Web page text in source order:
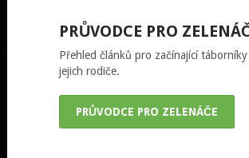
PRŮVODCE PRO
Přehled článků pro začínající táborníky
jejich rodiče.
PRŮVODCE PRO ZELENÁČE